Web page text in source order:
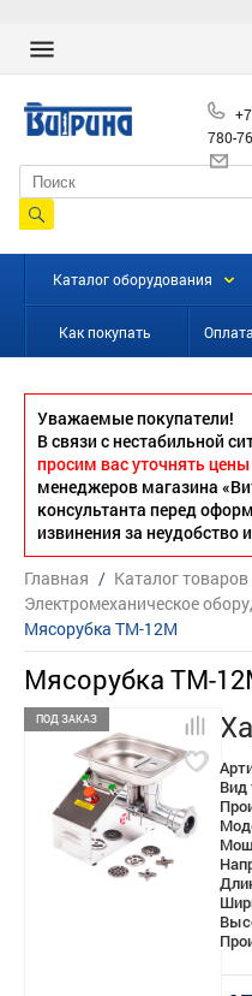
780-
Каталог оборудования
Как покупать
Уважаемые покупатели!
В связи с нестабильной
просим вас уточнять цены
менеджеров магазина
консультанта перед
извинения за неудобство
Главная / Каталог товаров
Электромеханическое
Мясорубка ТМ-12М
Мясорубка ТМ-
Вид
ПОД ЗАКАЗ